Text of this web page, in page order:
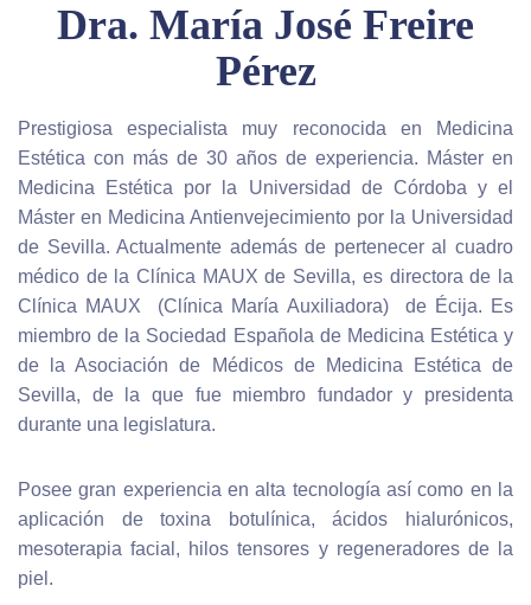
Dra. María José Freire
Pérez
Prestigiosa especialista muy reconocida en Medicina
Estética con más de 30 años de experiencia. Máster en
Medicina Estética por la Universidad de Córdoba y el
Máster en Medicina Antienvejecimiento por la Universidad
de Sevilla. Actualmente además de pertenecer al cuadro
médico de la Clínica MAUX de Sevilla, es directora de la
Clínica MAUX (Clínica María Auxiliadora) de Écija. Es
miembro de la Sociedad Española de Medicina Estética y
de la Asociación de Médicos de Medicina Estética de
Sevilla, de la que fue miembro fundador y presidenta
durante una legislatura.
Posee gran experiencia en alta tecnología así como en la
aplicación de toxina botulínica, ácidos hialurónicos,
mesoterapia facial, hilos tensores y regeneradores de la
piel.